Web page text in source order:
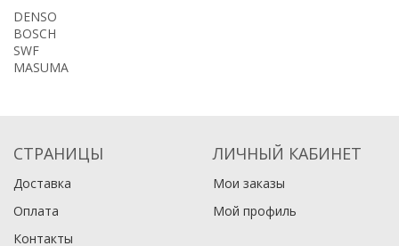
DENSO
BOSCH
SWF
MASUMA
СТРАНИЦЫ
Доставка
Оплата
Контакты
ЛИЧНЫЙ КАБИНЕТ
Мои заказы
Мой профиль